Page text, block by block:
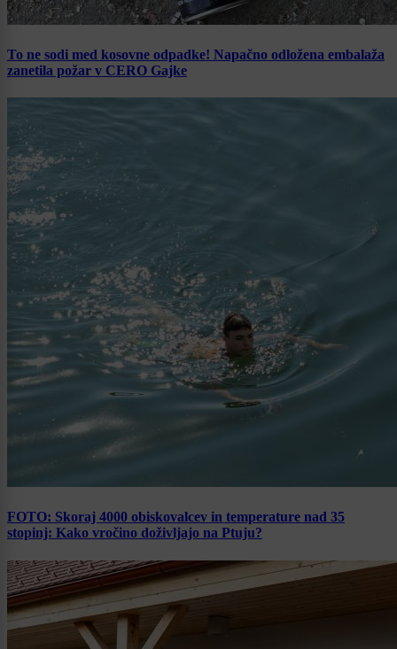
To ne sodi med kosovne odpadke! Napačno odložena embalaža
zanetila požar v CERO Gajke
FOTO: Skoraj 4000 obiskovalcev in temperature nad 35
stopinj: Kako vročino doživljajo na Ptuju?